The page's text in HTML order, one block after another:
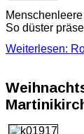
So düster
Weiterlesen: